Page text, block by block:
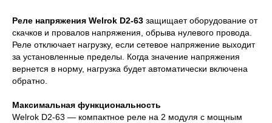
Реле напряжения Welrok D2-63 защищает оборудование от
скачков и провалов напряжения, обрыва нулевого провода.
Реле отключает нагрузку, если сетевое напряжение выходит
за установленные пределы. Когда значение напряжения
вернется в норму, нагрузка будет автоматически включена
обратно.
Максимальная функциональность
Welrok D2-63 — компактное реле на 2 модуля с мощным